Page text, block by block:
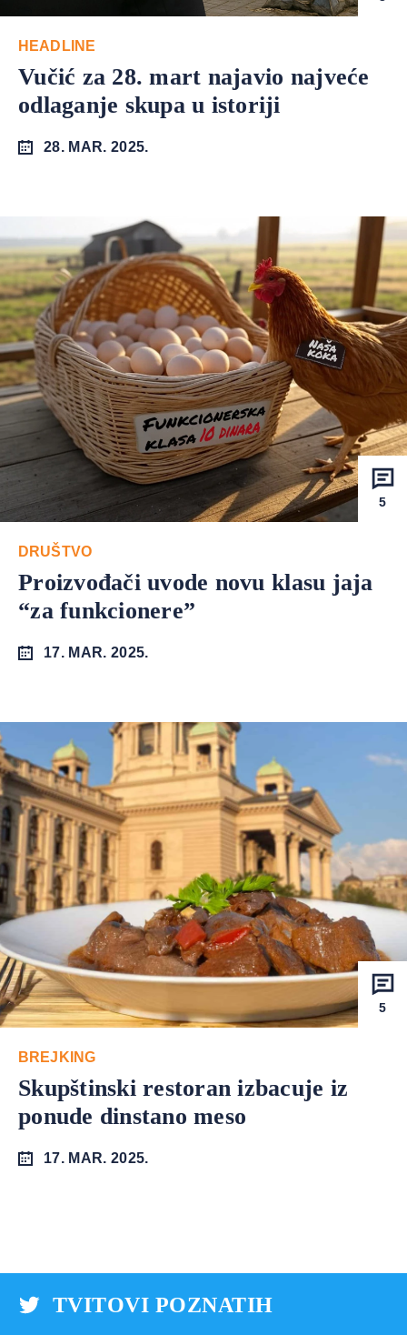
HEADLINE
Vučić za 28. mart najavio najveće
odlaganje skupa u istoriji
28. MAR. 2025.
5
DRUŠTVO
Proizvođači uvode novu klasu jaja
“za funkcionere”
17. MAR. 2025.
5
BREJKING
Skupštinski restoran izbacuje iz
ponude dinstano meso
17. MAR. 2025.
TVITOVI POZNATIH